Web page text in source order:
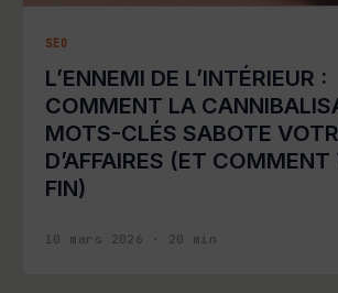
SEO
L’ENNEMI DE L’INTÉRIEUR :
COMMENT LA
MOTS-CLÉS SABOTE
D’AFFAIRES (ET
FIN)
10 mars 2026 · 20 min